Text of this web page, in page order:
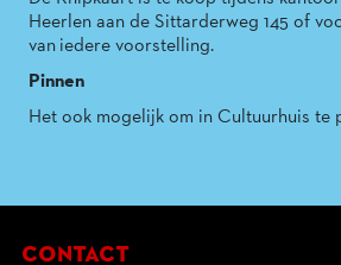
Heerlen aan de Sittarderweg 145 of
van iedere voorstelling.
Pinnen
Het ook mogelijk om in Cultuurhuis te
contact